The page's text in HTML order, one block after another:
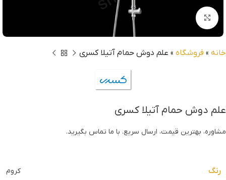
بزرگنمایی تصویر
خانه » فروشگاه » علم دوش حمام آتیلا کسری
علم دوش حمام آتیلا کسری
مشاوره، بهترین قیمت، ارسال سریع. با ما تماس بگیرید.
رنگ کروم